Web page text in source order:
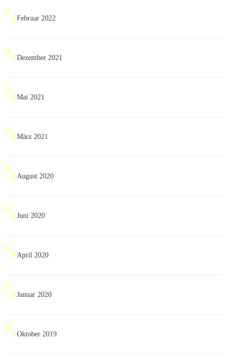
Februar 2022
Dezember 2021
Mai 2021
März 2021
August 2020
Juni 2020
April 2020
Januar 2020
Oktober 2019